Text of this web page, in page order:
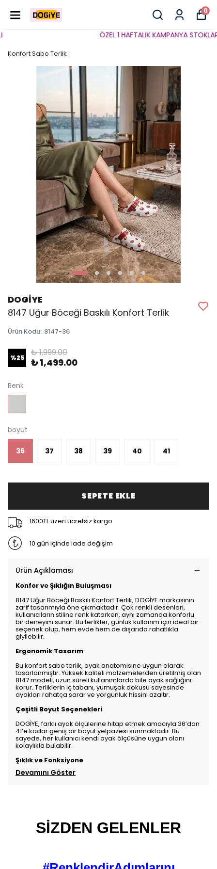
0
ÖZEL 1 HAFTALIK KAMPANYA
Konfort Sabo Terlik
DOGİYE
8147 Uğur Böceği Baskılı Konfort Terlik
Ürün Kodu: 8147-36
%25 ₺ 1,999.00
₺ 1,499.00
Renk
boyut
36 37 38 39 40 41
SEPETE EKLE
1600TL üzeri ücretsiz kargo
10 gün içinde iade değişim
Ürün Açıklaması
Konfor ve Şıklığın Buluşması
8147 Uğur Böceği Baskılı Konfort Terlik, DOGİYE markasının
zarif tasarımıyla öne çıkmaktadır. Çok renkli desenleri,
kullanıcıların stiline renk katarken, aynı zamanda konforlu
bir deneyim sunar. Bu terlikler, günlük kullanım için ideal bir
seçenek olup, hem evde hem de dışarıda rahatlıkla
giyilebilir.
Ergonomik Tasarım
Bu konfort sabo terlik, ayak anatomisine uygun olarak
tasarlanmıştır. Yüksek kaliteli malzemelerden üretilmiş olan
8147 modeli, uzun süreli kullanımlarda bile ayak sağlığını
korur. Terliklerin iç tabanı, yumuşak dokusu sayesinde
ayakları rahatça sarar ve yorgunluk hissini azaltır.
Çeşitli Boyut Seçenekleri
DOGİYE, farklı ayak ölçülerine hitap etmek amacıyla 36’dan
41’e kadar geniş bir boyut yelpazesi sunmaktadır. Bu
sayede, her kullanıcı kendi ayak ölçüsüne uygun olanı
kolaylıkla bulabilir.
Şıklık ve Fonksiyone
Devamını Göster
SİZDEN GELENLER